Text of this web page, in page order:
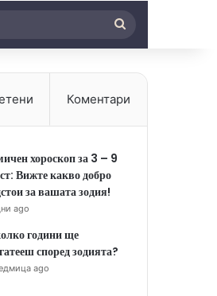
Коментари
хороскоп за 3 – 9
Вижте какво добро
за вашата зодия!
ago
години ще
според зодията?
ago